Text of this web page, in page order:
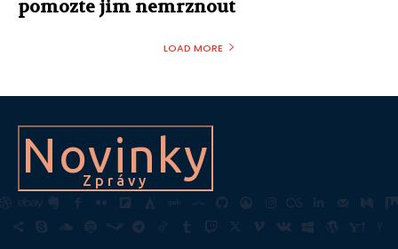
pomozte jim nemrznout
LOAD MORE
Novinky
Zprávy